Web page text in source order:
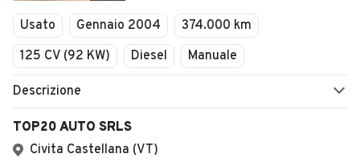
Usato Gennaio 2004
374.000 km
125 CV (92 KW)
Diesel Manuale
Descrizione
TOP20 AUTO SRLS
Civita Castellana (VT)
Error